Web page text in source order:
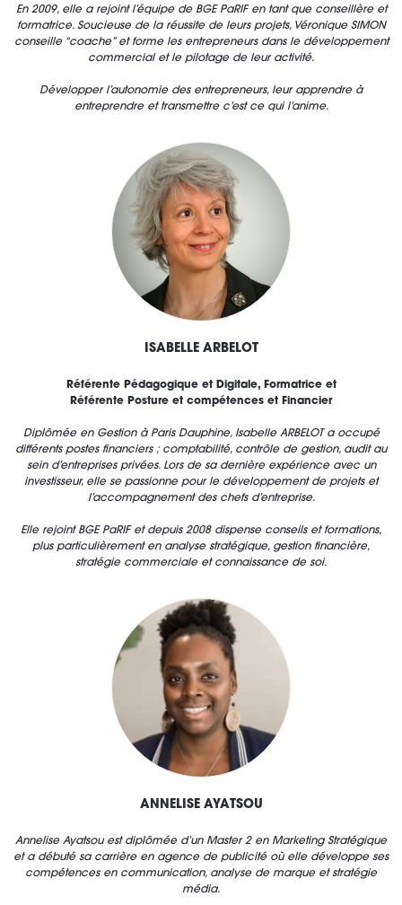
En 2009, elle a rejoint l’équipe de BGE PaRIF en tant que conseillère et
formatrice. Soucieuse de la réussite de leurs projets, Véronique SIMON
conseille “coache” et forme les entrepreneurs dans le développement
commercial et le pilotage de leur activité.
Développer l’autonomie des entrepreneurs, leur apprendre à
entreprendre et transmettre c’est ce qui l’anime.
ISABELLE ARBELOT
Référente Pédagogique et Digitale, Formatrice et
Référente Posture et compétences et Financier
Diplômée en Gestion à Paris Dauphine, Isabelle ARBELOT a occupé
différents postes financiers ; comptabilité, contrôle de gestion, audit au
sein d’entreprises privées. Lors de sa dernière expérience avec un
investisseur, elle se passionne pour le développement de projets et
l’accompagnement des chefs d’entreprise.
Elle rejoint BGE PaRIF et depuis 2008 dispense conseils et formations,
plus particulièrement en analyse stratégique, gestion financière,
stratégie commerciale et connaissance de soi.
ANNELISE AYATSOU
Annelise Ayatsou est diplômée d’un Master 2 en Marketing Stratégique
et a débuté sa carrière en agence de publicité où elle développe ses
compétences en communication, analyse de marque et stratégie
média.